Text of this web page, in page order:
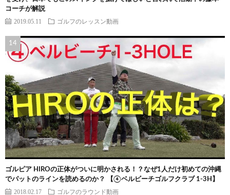
コーチが解説
2019.05.11 ゴルフのレッスン動画
ゴルピア HIROの正体がついに明かされる！？なぜ1人だけ初めての沖縄
でパットのラインを読めるのか？ 【④ベルビーチゴルフクラブ 1-3H】
2018.02.17 ゴルフのラウンド動画